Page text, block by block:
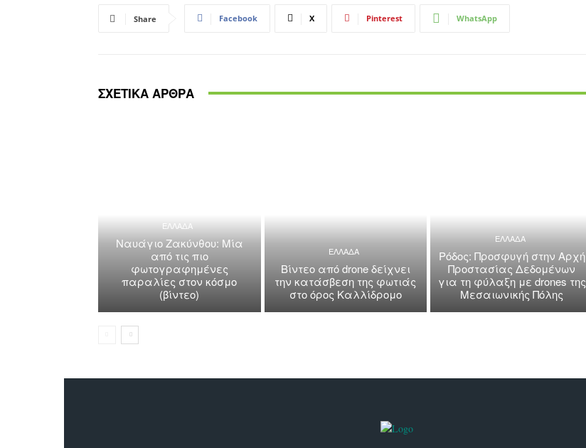
Share Facebook X Pinterest WhatsApp
ΣΧΕΤΙΚΑ ΑΡΘΡΑ
ΕΛΛΑΔΑ
Ναυάγιο Ζακύνθου: Μία
από τις πιο
φωτογραφημένες
παραλίες στον κόσμο
(βίντεο)
ΕΛΛΑΔΑ
Βίντεο από drone δείχνει
την κατάσβεση της φωτιάς
στο όρος Καλλίδρομο
ΕΛΛΑΔΑ
Ρόδος: Προσφυγή στην Αρχή
Προστασίας Δεδομένων
για τη φύλαξη με drones της
Μεσαιωνικής Πόλης